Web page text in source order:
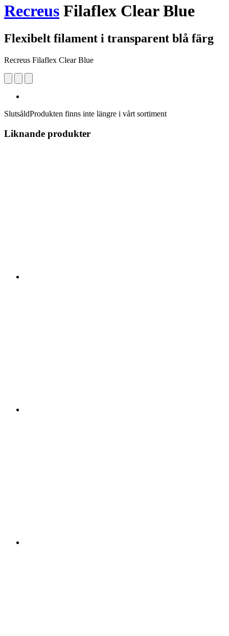
Recreus Filaflex Clear Blue
Flexibelt filament i transparent blå färg
Recreus Filaflex Clear Blue
SlutsåldProdukten finns inte längre i vårt sortiment
Liknande produkter